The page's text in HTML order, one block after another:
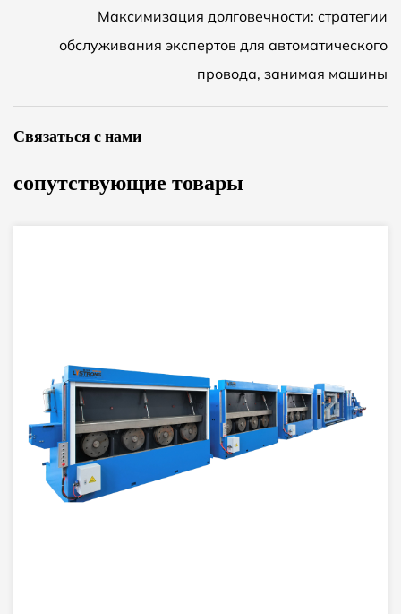
Максимизация долговечности: стратегии
обслуживания экспертов для автоматического
провода, занимая машины
Связаться с нами
сопутствующие товары